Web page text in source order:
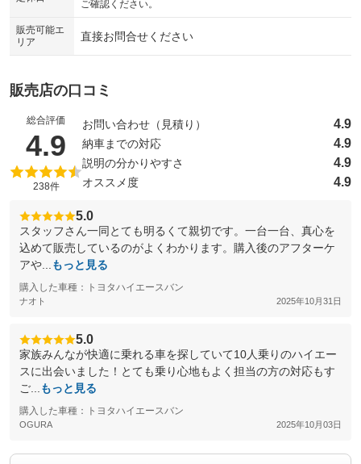
エアサスペンション
ご確認ください。
販売可能エ
リア
直接お問合せください
販売店の口コミ
総合評価
4.9 （5点満点中）
238件
お問い合わせ（見積り） 4.9
納車までの対応 4.9
説明の分かりやすさ 4.9
オススメ度 4.9
5.0
スタッフさん一同とても明るくて親切です。一台一台、真心を
込めて販売しているのがよくわかります。購入後のアフターケ
アや...
もっと見る
購入した車種：トヨタハイエースバン
ナオト 2025年10月31日
5.0
家族みんなが快適に乗れる車を探していて10人乗りのハイエー
スに出会いました！とても乗り心地もよく担当の方の対応もす
ご...
もっと見る
購入した車種：トヨタハイエースバン
OGURA 2025年10月03日